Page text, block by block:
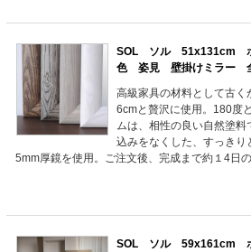
SOL ソル 51x131cm
色 姿見 壁掛けミラー
高級家具の材料として古
6cmと贅沢に使用。180度
ムは、相性の良い自然塗料
込みをなくした、すっきり
5mm厚鏡を使用。ご注文後、完成まで約１4日の
SOL ソル 59x161cm